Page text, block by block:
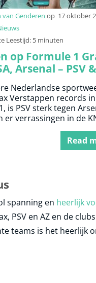
van Genderen op 17 oktober
Leestijd: 5 minuten
op Formule 1
Arsenal – PSV &
Beker
Nederlandse
Verstappen records
is PSV sterk tegen
er verrassingen in de
Read
spanning en heerlijk
PSV en AZ en de
teams is het heerlijk